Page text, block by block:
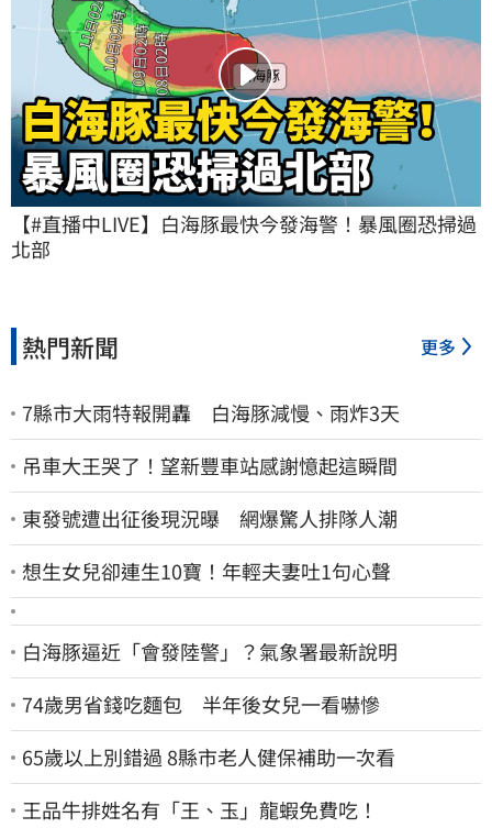
【#直播中LIVE】白海豚最快今發海警！暴風圈恐掃過
北部
熱門新聞 更多
7縣市大雨特報開轟 白海豚減慢、雨炸3天
吊車大王哭了！望新豐車站感謝憶起這瞬間
東發號遭出征後現況曝 網爆驚人排隊人潮
想生女兒卻連生10寶！年輕夫妻吐1句心聲
白海豚逼近「會發陸警」？氣象署最新說明
74歲男省錢吃麵包 半年後女兒一看嚇慘
65歲以上別錯過 8縣市老人健保補助一次看
王品牛排姓名有「王、玉」龍蝦免費吃！